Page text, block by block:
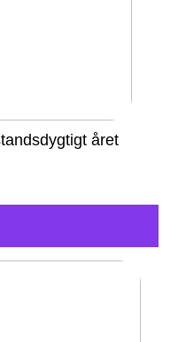
året